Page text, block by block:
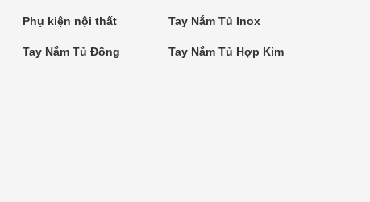
Phụ kiện nội thất Tay Nắm Tủ Inox
Tay Nắm Tủ Đồng Tay Nắm Tủ Hợp Kim